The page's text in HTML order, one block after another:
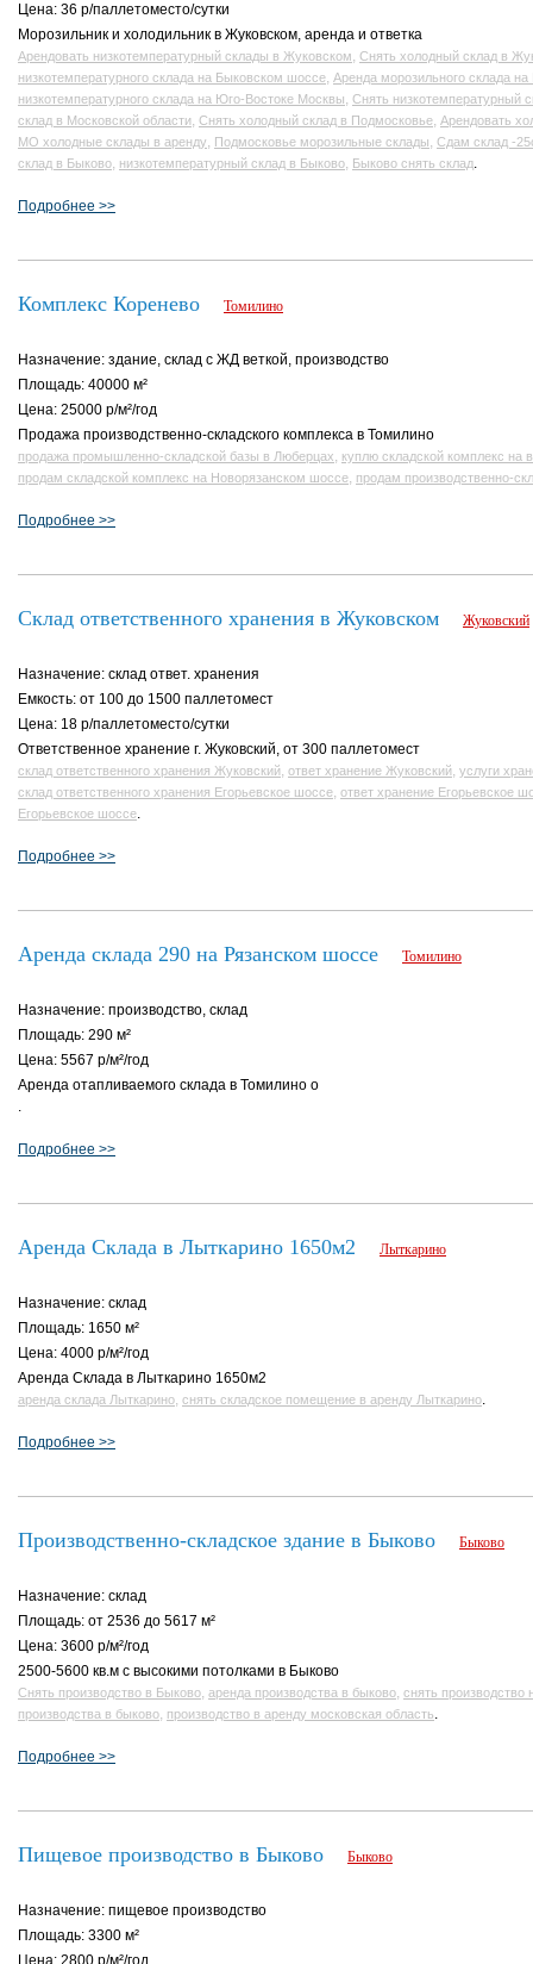
Цена: 36 р/паллетоместо/сутки
Морозильник и холодильник в Жуковском, аренда и ответка
Арендовать низкотемпературный склады в Жуковском, Снять холодный склад в
низкотемпературного склада на Быковском шоссе, Аренда морозильного склада
низкотемпературного склада на Юго-Востоке Москвы, Снять низкотемпературный
склад в Московской области, Снять холодный склад в Подмосковье, Арендовать
МО холодные склады в аренду, Подмосковье морозильные склады, Сдам склад -
склад в Быково, низкотемпературный склад в Быково, Быково снять склад.
Подробнее >>
Комплекс Коренево Томилино
Назначение: здание, склад с ЖД веткой, производство
Площадь: 40000 м²
Цена: 25000 р/м²/год
Продажа производственно-складского комплекса в Томилино
продажа промышленно-складской базы в Люберцах, куплю складской комплекс на
продам складской комплекс на Новорязанском шоссе, продам производственно-
Подробнее >>
Склад ответственного хранения в Жуковском Жуковский
Назначение: склад ответ. хранения
Емкость: от 100 до 1500 паллетомест
Цена: 18 р/паллетоместо/сутки
Ответственное хранение г. Жуковский, от 300 паллетомест
склад ответственного хранения Жуковский, ответ хранение Жуковский, услуги
склад ответственного хранения Егорьевское шоссе, ответ хранение Егорьевское
Егорьевское шоссе.
Подробнее >>
Аренда склада 290 на Рязанском шоссе Томилино
Назначение: производство, склад
Площадь: 290 м²
Цена: 5567 р/м²/год
Аренда отапливаемого склада в Томилино о
.
Подробнее >>
Аренда Склада в Лыткарино 1650м2 Лыткарино
Назначение: склад
Площадь: 1650 м²
Цена: 4000 р/м²/год
Аренда Склада в Лыткарино 1650м2
аренда склада Лыткарино, снять складское помещение в аренду Лыткарино.
Подробнее >>
Производственно-складское здание в Быково Быково
Назначение: склад
Площадь: от 2536 до 5617 м²
Цена: 3600 р/м²/год
2500-5600 кв.м с высокими потолками в Быково
Снять производство в Быково, аренда производства в быково, снять
производства в быково, производство в аренду московская область.
Подробнее >>
Пищевое производство в Быково Быково
Назначение: пищевое производство
Площадь: 3300 м²
Цена: 2800 р/м²/год